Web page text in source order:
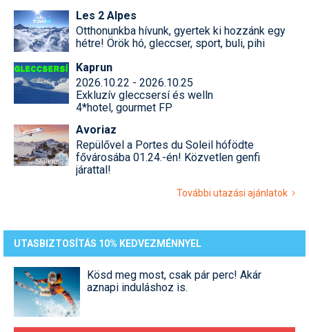
Les 2 Alpes
Otthonunkba hívunk, gyertek ki hozzánk egy
hétre! Örök hó, gleccser, sport, buli, pihi
Kaprun
2026.10.22 - 2026.10.25
Exkluzív gleccsersí és welln
4*hotel, gourmet FP
Avoriaz
Repülővel a Portes du Soleil hófödte
fővárosába 01.24.-én! Közvetlen genfi
járattal!
További utazási ajánlatok
UTASBIZTOSÍTÁS 10% KEDVEZMÉNNYEL
Kösd meg most, csak pár perc! Akár
aznapi induláshoz is.